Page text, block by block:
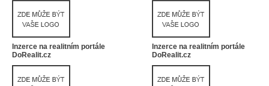
Inzerce na realitním portále
DoRealit.cz
Inzerce na realitním portále
DoRealit.cz